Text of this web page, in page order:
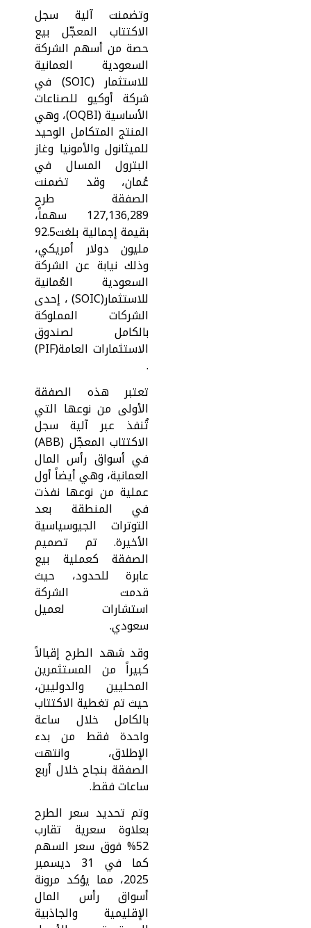
وتضمنت آلية سجل
الاكتتاب المعجّل بيع
حصة من أسهم الشركة
السعودية العمانية
للاستثمار (SOIC) في
شركة أوكيو للصناعات
الأساسية (OQBI)، وهي
المنتج المتكامل الوحيد
للميثانول والأمونيا وغاز
البترول المسال في
عُمان، وقد تضمنت
الصفقة طرح
127,136,289 سهماً،
بقيمة إجمالية بلغت92.5
مليون دولار أمريكي،
وذلك نيابة عن الشركة
السعودية العُمانية
للاستثمار(SOIC) ، إحدى
الشركات المملوكة
بالكامل لصندوق
الاستثمارات العامة(PIF)
.
تعتبر هذه الصفقة
الأولى من نوعها التي
تُنفذ عبر آلية سجل
الاكتتاب المعجّل (ABB)
في أسواق رأس المال
العمانية، وهي أيضاً أول
عملية من نوعها نفذت
في المنطقة بعد
التوترات الجيوسياسية
الأخيرة. تم تصميم
الصفقة كعملية بيع
عابرة للحدود، حيث
قدمت الشركة
استشارات لعميل
سعودي.
وقد شهد الطرح إقبالاً
كبيراً من المستثمرين
المحليين والدوليين،
حيث تم تغطية الاكتتاب
بالكامل خلال ساعة
واحدة فقط من بدء
الإطلاق، وانتهت
الصفقة بنجاح خلال أربع
ساعات فقط.
وتم تحديد سعر الطرح
بعلاوة سعرية تقارب
52% فوق سعر السهم
كما في 31 ديسمبر
2025، مما يؤكد مرونة
أسواق رأس المال
الإقليمية والجاذبية